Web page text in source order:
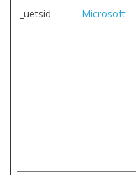
_uetsid Microsoft